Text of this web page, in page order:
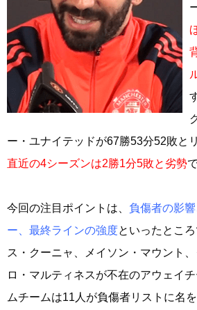
ー・ユナイテッドが67勝53分52敗と
直近の4シーズンは2勝1分5敗と劣勢
今回の注目ポイントは、 負傷者の影
ー、最終ラインの強度といったとこ
ス・クーニャ、メイソン・マウント
ロ・マルティネスが不在のアウェイ
ムチームは11人が負傷者リストに名を